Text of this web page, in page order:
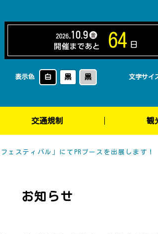
64 日
表示色 白 黒 黒 文字サイ
交通規制 観
スティバル」にてPRブースを出展します！
お知らせ